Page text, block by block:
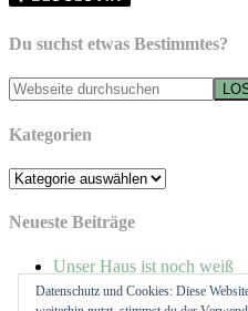
Du suchst etwas Bestimmtes?
Kategorien
Kategorien
Neueste Beiträge
Unser Haus ist noch weiß
Hausbau // Hello Heizung!
Hausbau // Hello
Datenschutz und Cookies: Diese